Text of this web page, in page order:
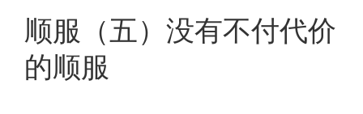
顺服（五）没有不付代价
的顺服